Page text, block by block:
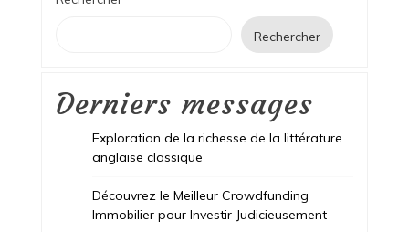
Rechercher
Derniers messages
Exploration de la richesse de la littérature
anglaise classique
Découvrez le Meilleur Crowdfunding
Immobilier pour Investir Judicieusement